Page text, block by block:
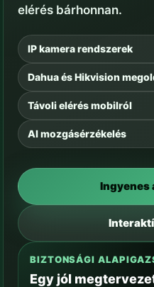
elérés bárhonnan.
IP kamera rendszerek
Dahua és Hikvision
Távoli elérés mobilról
AI mozgásérzékelés
Ingyenes
BIZTONSÁGI
Egy jól